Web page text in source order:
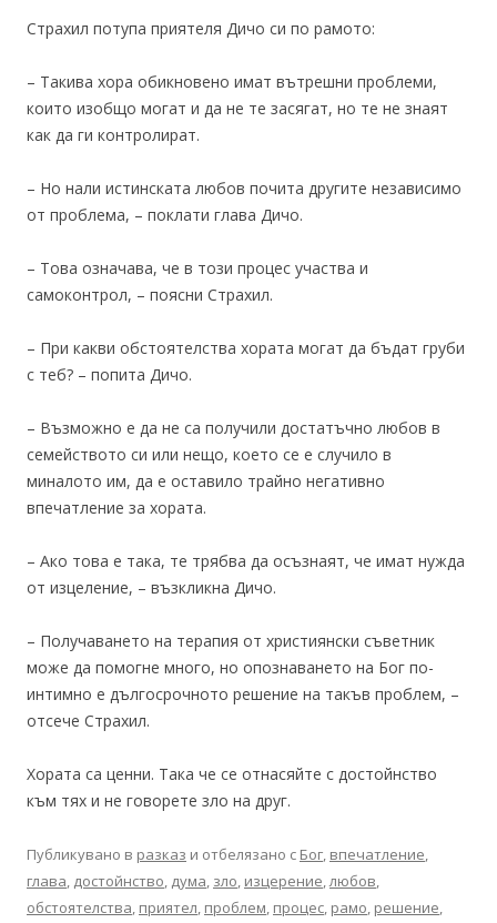
Страхил потупа приятеля Дичо си по рамото:
– Такива хора обикновено имат вътрешни проблеми,
които изобщо могат и да не те засягат, но те не знаят
как да ги контролират.
– Но нали истинската любов почита другите независимо
от проблема, – поклати глава Дичо.
– Това означава, че в този процес участва и
самоконтрол, – поясни Страхил.
– При какви обстоятелства хората могат да бъдат груби
с теб? – попита Дичо.
– Възможно е да не са получили достатъчно любов в
семейството си или нещо, което се е случило в
миналото им, да е оставило трайно негативно
впечатление за хората.
– Ако това е така, те трябва да осъзнаят, че имат нужда
от изцеление, – възкликна Дичо.
– Получаването на терапия от християнски съветник
може да помогне много, но опознаването на Бог по-
интимно е дългосрочното решение на такъв проблем, –
отсече Страхил.
Хората са ценни. Така че се отнасяйте с достойнство
към тях и не говорете зло на друг.
Публикувано в разказ и отбелязано с Бог, впечатление,
глава, достойнство, дума, зло, изцерение,любов,
обстоятелства, приятел, проблем, процес, рамо, решение,